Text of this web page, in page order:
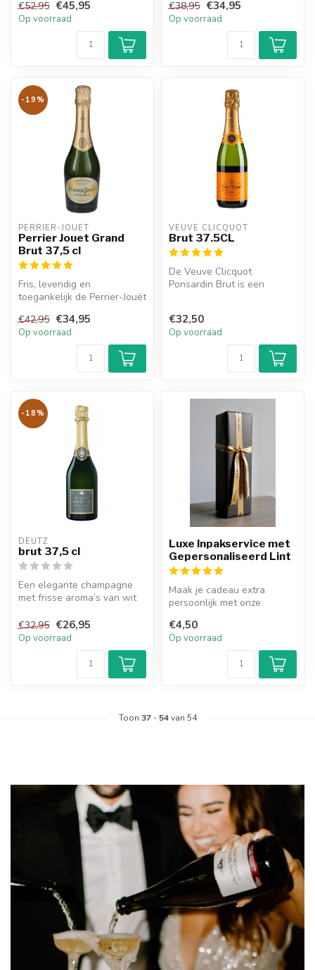
€52,95 €45,95
Op voorraad
€38,95 €34,95
Op voorraad
-19%
PERRIER-JOUËT
Perrier Jouet Grand
Brut 37,5 cl
Fris, levendig en
toegankelijk de Perrier-Jouët
elega...
€42,95 €34,95
Op voorraad
VEUVE CLICQUOT
Brut 37.5CL
De Veuve Clicquot
Ponsardin Brut is een
€32,50
Op voorraad
-18%
DEUTZ
brut 37,5 cl
Een elegante champagne
met frisse aroma’s van wit
met...
€32,95 €26,95
Op voorraad
Luxe Inpakservice met
Gepersonaliseerd Lint
Maak je cadeau extra
persoonlijk met onze
gepersonaliseer...
€4,50
Op voorraad
Toon 37-54van 54